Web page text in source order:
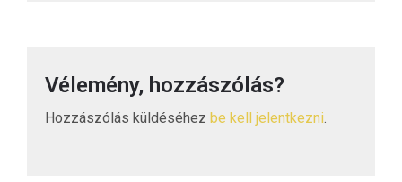
Vélemény, hozzászólás?
Hozzászólás küldéséhez be kell jelentkezni.